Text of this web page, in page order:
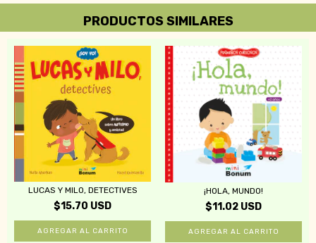
PRODUCTOS SIMILARES
LUCAS Y MILO, DETECTIVES
$15.70 USD
¡HOLA, MUNDO!
$11.02 USD